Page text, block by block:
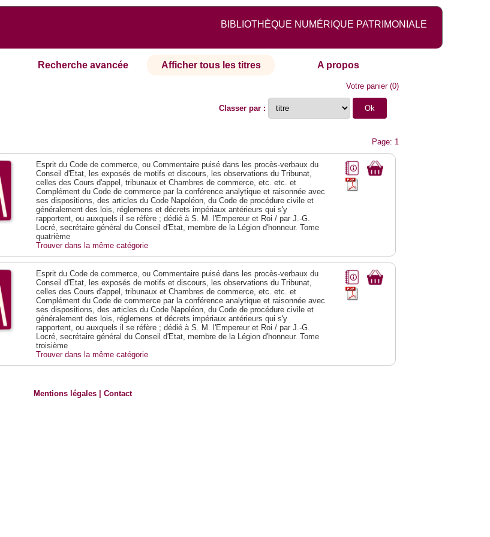
BIBLIOTHÈQUE NUMÉRIQUE PATRIMONIALE
Recherche avancée Afficher tous les titres A propos
Votre panier(0)
Classer par :
Page: 1
Esprit du Code de commerce, ou Commentaire puisé dans les procès-verbaux du
Conseil d'Etat, les exposés de motifs et discours, les observations du Tribunat,
celles des Cours d'appel, tribunaux et Chambres de commerce, etc. etc. et
Complément du Code de commerce par la conférence analytique et raisonnée avec
ses dispositions, des articles du Code Napoléon, du Code de procédure civile et
généralement des lois, réglemens et décrets impériaux antérieurs qui s'y
rapportent, ou auxquels il se réfère ; dédié à S. M. l'Empereur et Roi / par J.-G.
Locré, secrétaire général du Conseil d'Etat, membre de la Légion d'honneur. Tome
quatrième
Trouver dans la même catégorie
Esprit du Code de commerce, ou Commentaire puisé dans les procès-verbaux du
Conseil d'Etat, les exposés de motifs et discours, les observations du Tribunat,
celles des Cours d'appel, tribunaux et Chambres de commerce, etc. etc. et
Complément du Code de commerce par la conférence analytique et raisonnée avec
ses dispositions, des articles du Code Napoléon, du Code de procédure civile et
généralement des lois, réglemens et décrets impériaux antérieurs qui s'y
rapportent, ou auxquels il se réfère ; dédié à S. M. l'Empereur et Roi / par J.-G.
Locré, secrétaire général du Conseil d'Etat, membre de la Légion d'honneur. Tome
troisième
Trouver dans la même catégorie
Mentions légales |Contact